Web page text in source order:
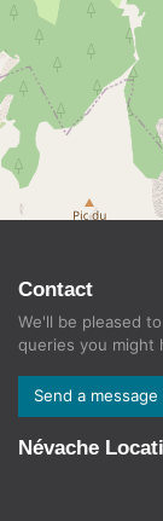
Contact
We'll be pleased
queries you might
Send a message
Névache